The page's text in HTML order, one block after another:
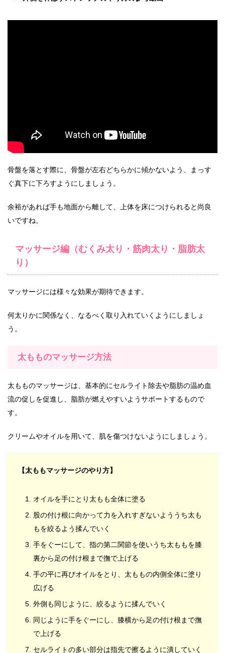
骨盤を落とす際に、骨盤が左右どちらかに傾かないよう、まっす
ぐ真下に下ろすようにしましょう。
余裕があれば手も地面から離して、上体を床につけられると尚良
いですね。
マッサージ編（むくみ太り・筋肉太り・脂肪太
り）
マッサージには様々な効果が期待できます。
何太りかに関係なく、なるべく取り入れていくようにしましょ
う。
太もものマッサージ方法
太もものマッサージは、基本的にセルライト除去や脂肪の温め血
流の促しを促進し、脂肪が燃えやすいようサポートするもので
す。
クリームやオイルを用いて、肌を傷つけないようにしましょう。
【太ももマッサージのやり方】
オイルを手にとり太もも全体に塗る
股の付け根に向かって力を入れすぎないよううち太も
もを絞るよう揉んでいく
手をぐーにして、指の第二関節を使いうち太ももを膝
裏から足の付け根まで撫で上げる
手の平に再びオイルをとり、太ももの内側全体に塗り
広げる
外側も同じように、絞るように揉んでいく
同じように手をぐーにし、膝横から足の付け根まで撫
で上げる
セルライトの多い部分は指先で擦るように潰していく